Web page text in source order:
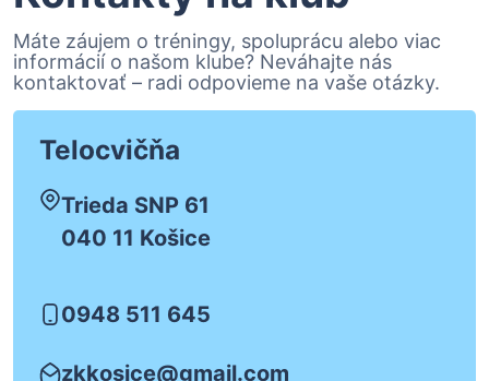
Máte záujem o tréningy, spoluprácu alebo viac
informácií o našom klube? Neváhajte nás
kontaktovať – radi odpovieme na vaše otázky.
Telocvičňa
Trieda SNP 61
040 11 Košice
0948 511 645
zkkosice@gmail.com